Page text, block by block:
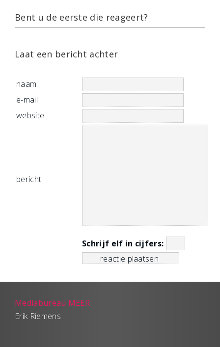
Bent u de eerste die reageert?
Laat een bericht achter
naam
e-mail
website
bericht
Schrijf elf in cijfers:
Mediabureau MEER
Erik Riemens